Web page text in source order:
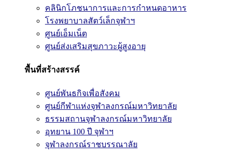
คลินิกโภชนาการและการกำหนดอาหาร
โรงพยาบาลสัตว์เล็กจุฬาฯ
ศูนย์เอ็มเน็ต
ศูนย์ส่งเสริมสุขภาวะผู้สูงอายุ
พื้นที่สร้างสรรค์
ศูนย์พันธกิจเพื่อสังคม
ศูนย์กีฬาแห่งจุฬาลงกรณ์มหาวิทยาลัย
ธรรมสถานจุฬาลงกรณ์มหาวิทยาลัย
อุทยาน 100 ปี จุฬาฯ
จุฬาลงกรณ์ราชบรรณาลัย